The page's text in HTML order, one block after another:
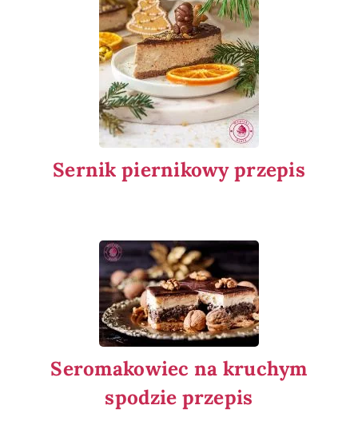
Sernik piernikowy przepis
Seromakowiec na kruchym
spodzie przepis